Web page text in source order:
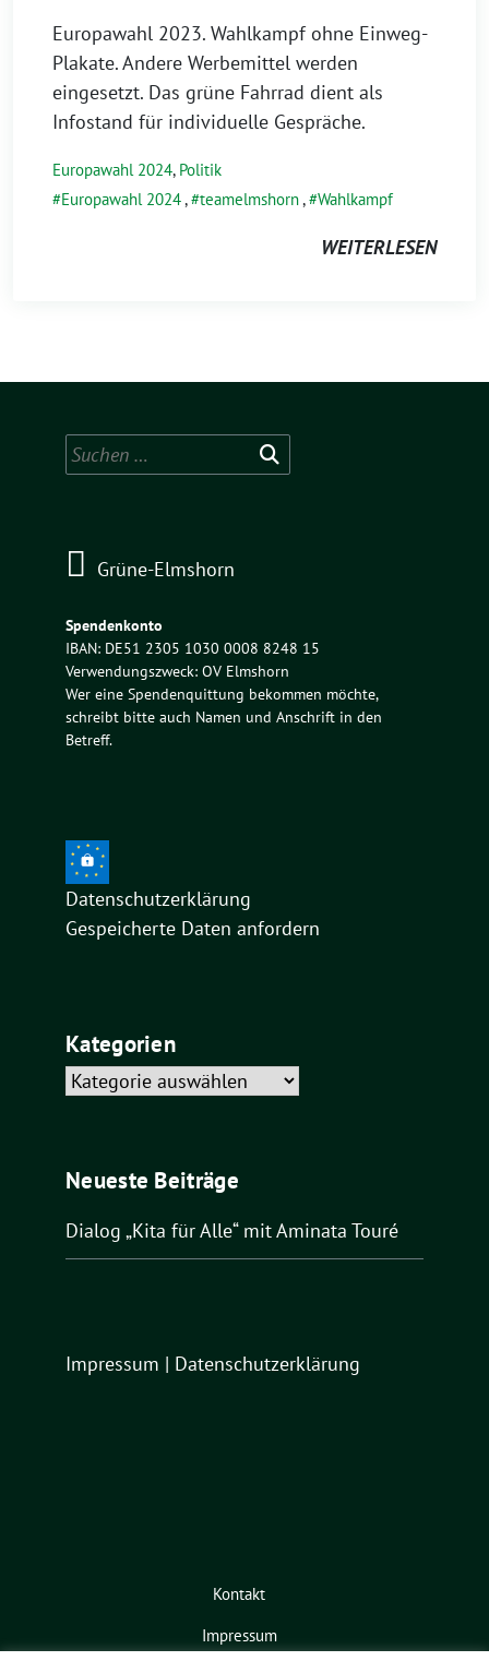
Europawahl 2023. Wahlkampf ohne Einweg-
Plakate. Andere Werbemittel werden
eingesetzt. Das grüne Fahrrad dient als
Infostand für individuelle Gespräche.
Europawahl 2024, Politik
Europawahl 2024, teamelmshorn, Wahlkampf
WEITERLESEN
Suchen
nach:
Grüne-Elmshorn
Spendenkonto
IBAN: DE51 2305 1030 0008 8248 15
Verwendungszweck: OV Elmshorn
Wer eine Spendenquittung bekommen möchte,
schreibt bitte auch Namen und Anschrift in den
Betreff.
Datenschutzerklärung
Gespeicherte Daten anfordern
Kategorien
Kategorien
Neueste Beiträge
Dialog „Kita für Alle“ mit Aminata Touré
Impressum | Datenschutzerklärung
Kontakt
Impressum